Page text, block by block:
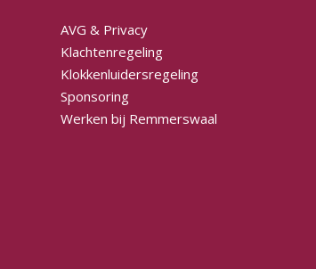
AVG & Privacy
Klachtenregeling
Klokkenluidersregeling
Sponsoring
Werken bij Remmerswaal